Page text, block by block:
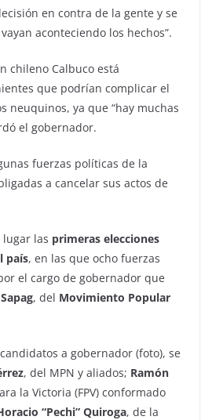
en contra de la gente y se
aconteciendo los hechos”.
chileno Calbuco está
que podrían complicar el
neuquinos, ya que “hay muchas
el gobernador.
fuerzas políticas de la
a cancelar sus actos de
las primeras elecciones
país, en las que ocho fuerzas
el cargo de gobernador que
, del Movimiento Popular
a gobernador (foto), se
, del MPN y aliados; Ramón
la Victoria (FPV) conformado
“Pechi” Quiroga, de la